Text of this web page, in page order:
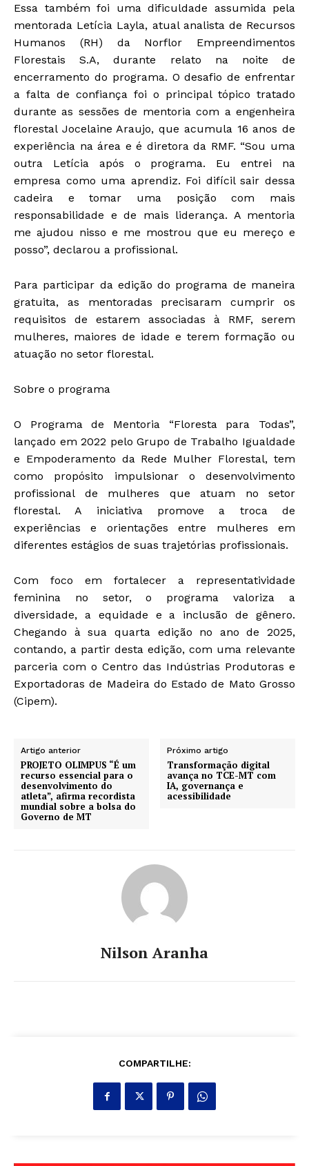
Essa também foi uma dificuldade assumida pela
mentorada Letícia Layla, atual analista de Recursos
Humanos (RH) da Norflor Empreendimentos
Florestais S.A, durante relato na noite de
encerramento do programa. O desafio de enfrentar
a falta de confiança foi o principal tópico tratado
durante as sessões de mentoria com a engenheira
florestal Jocelaine Araujo, que acumula 16 anos de
experiência na área e é diretora da RMF. “Sou uma
outra Letícia após o programa. Eu entrei na
empresa como uma aprendiz. Foi difícil sair dessa
cadeira e tomar uma posição com mais
responsabilidade e de mais liderança. A mentoria
me ajudou nisso e me mostrou que eu mereço e
posso”, declarou a profissional.
Para participar da edição do programa de maneira
gratuita, as mentoradas precisaram cumprir os
requisitos de estarem associadas à RMF, serem
mulheres, maiores de idade e terem formação ou
atuação no setor florestal.
Sobre o programa
O Programa de Mentoria “Floresta para Todas”,
lançado em 2022 pelo Grupo de Trabalho Igualdade
e Empoderamento da Rede Mulher Florestal, tem
como propósito impulsionar o desenvolvimento
profissional de mulheres que atuam no setor
florestal. A iniciativa promove a troca de
experiências e orientações entre mulheres em
diferentes estágios de suas trajetórias profissionais.
Com foco em fortalecer a representatividade
feminina no setor, o programa valoriza a
diversidade, a equidade e a inclusão de gênero.
Chegando à sua quarta edição no ano de 2025,
contando, a partir desta edição, com uma relevante
parceria com o Centro das Indústrias Produtoras e
Exportadoras de Madeira do Estado de Mato Grosso
(Cipem).
Artigo anterior
PROJETO OLIMPUS “É um
recurso essencial para o
desenvolvimento do
atleta”, afirma recordista
mundial sobre a bolsa do
Governo de MT
Próximo artigo
Transformação digital
avança no TCE-MT com
IA, governança e
acessibilidade
Nilson Aranha
COMPARTILHE: